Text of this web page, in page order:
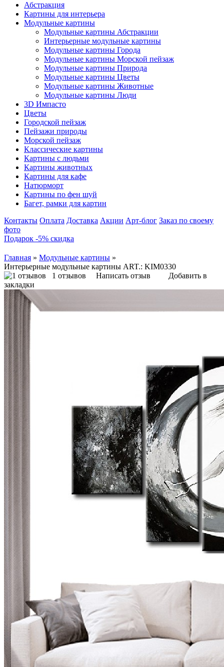
Абстракция
Картины для интерьера
Модульные картины
Модульные картины Абстракции
Интерьерные модульные картины
Модульные картины Города
Модульные картины Морской пейзаж
Модульные картины Природа
Модульные картины Цветы
Модульные картины Животные
Модульные картины Люди
3D Импасто
Цветы
Городской пейзаж
Пейзажи природы
Морской пейзаж
Классические картины
Картины с людьми
Картины животных
Картины для кафе
Натюрморт
Картины по фен шуй
Багет, рамки для картин
Контакты Оплата Доставка Акции Арт-блог Заказ по своему
фото
Подарок -5% скидка
Главная » Модульные картины »
Интерьерные модульные картины ART.: KIM0330
1 отзывов
Написать отзыв
Добавить в
закладки